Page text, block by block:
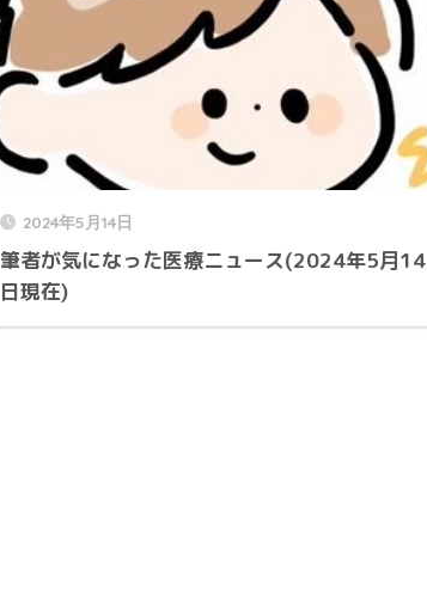
2024年5月14日
筆者が気になった医療ニュース(2024年5月14
日現在)